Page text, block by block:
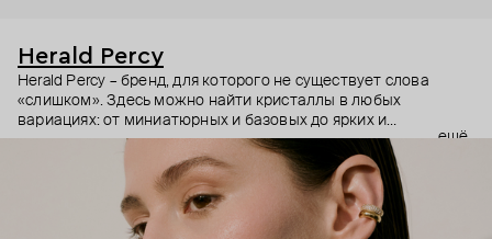
Herald Percy
Herald Percy – бренд, для которого не существует слова
«слишком». Здесь можно найти кристаллы в любых
вариациях: от миниатюрных и базовых до ярких и
массивных, которые сразу становятся главным элементом
образа. Героиня бренда – девушка из мегаполиса, которой
нужно как минимум 25 часов в сутках, чтобы все успеть, и
внушительный арсенал украшений, чтобы, поменяв серьги,
поехать на вечеринку сразу из офиса.
ещё